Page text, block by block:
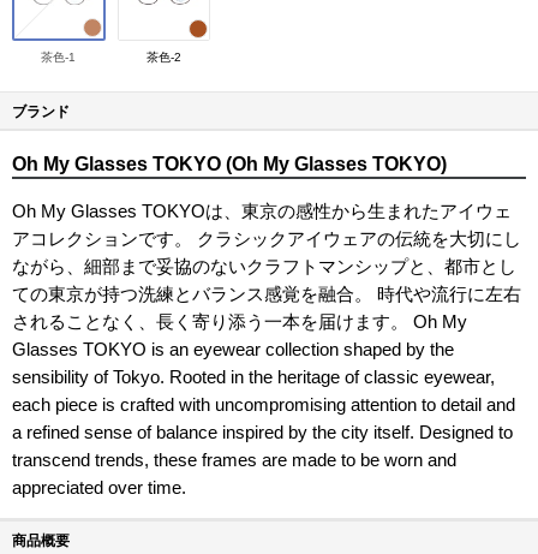
茶色-1 茶色-2
ブランド
Oh My Glasses TOKYO (Oh My Glasses TOKYO)
Oh My Glasses TOKYOは、東京の感性から生まれたアイウェ
アコレクションです。 クラシックアイウェアの伝統を大切にし
ながら、細部まで妥協のないクラフトマンシップと、都市とし
ての東京が持つ洗練とバランス感覚を融合。 時代や流行に左右
されることなく、長く寄り添う一本を届けます。 Oh My
Glasses TOKYO is an eyewear collection shaped by the
sensibility of Tokyo. Rooted in the heritage of classic eyewear,
each piece is crafted with uncompromising attention to detail and
a refined sense of balance inspired by the city itself. Designed to
transcend trends, these frames are made to be worn and
appreciated over time.
商品概要